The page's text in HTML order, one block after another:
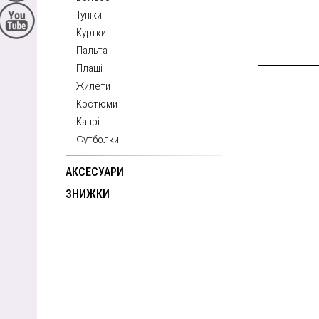
Туніки
Куртки
Пальта
Плащі
Жилети
Костюми
Капрі
Футболки
АКСЕСУАРИ
ЗНИЖКИ